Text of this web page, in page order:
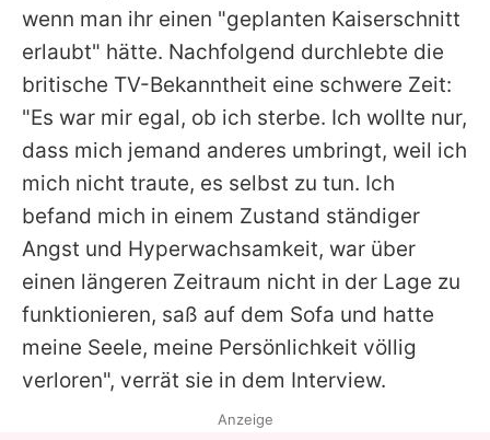
wenn man ihr einen "geplanten Kaiserschnitt
erlaubt" hätte. Nachfolgend durchlebte die
britische TV-Bekanntheit eine schwere Zeit:
"Es war mir egal, ob ich sterbe. Ich wollte nur,
dass mich jemand anderes umbringt, weil ich
mich nicht traute, es selbst zu tun. Ich
befand mich in einem Zustand ständiger
Angst und Hyperwachsamkeit, war über
einen längeren Zeitraum nicht in der Lage zu
funktionieren, saß auf dem Sofa und hatte
meine Seele, meine Persönlichkeit völlig
verloren", verrät sie in dem Interview.
Anzeige